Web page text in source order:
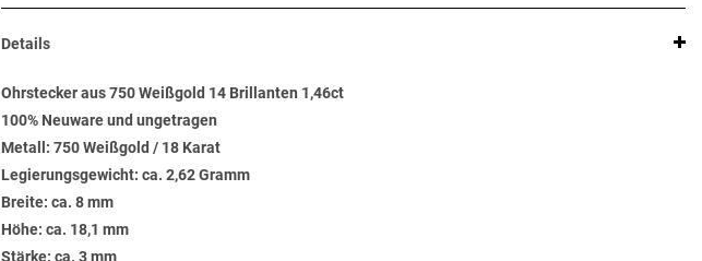
Details
Ohrstecker aus 750 Weißgold 14 Brillanten 1,46ct
100% Neuware und ungetragen
Metall: 750 Weißgold / 18 Karat
Legierungsgewicht: ca. 2,62 Gramm
Breite: ca. 8 mm
Höhe: ca. 18,1 mm
Stärke: ca. 3 mm